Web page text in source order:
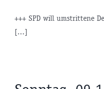
+++ SPD will umstrittene
[...]